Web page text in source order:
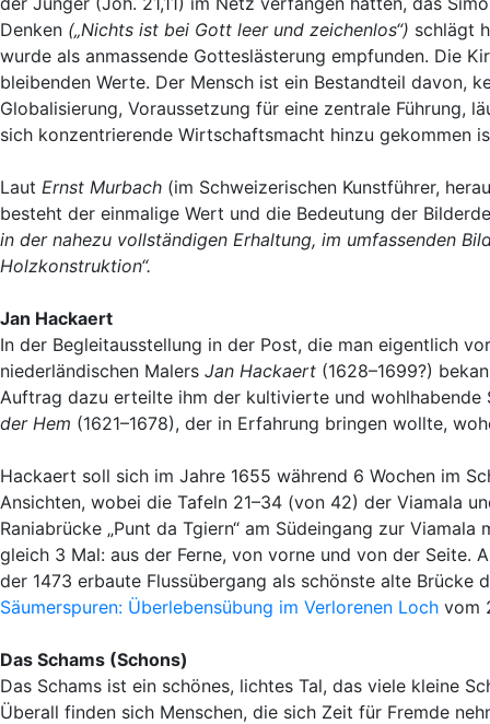
Denken („Nichts ist bei Gott leer und zeichenlos“) schlägt
wurde als anmassende Gotteslästerung empfunden. Die
bleibenden Werte. Der Mensch ist ein Bestandteil davon,
Globalisierung, Voraussetzung für eine zentrale Führung,
sich konzentrierende Wirtschaftsmacht hinzu gekommen
Laut Ernst Murbach (im Schweizerischen Kunstführer,
besteht der einmalige Wert und die Bedeutung der
in der nahezu vollständigen Erhaltung, im umfassenden
Holzkonstruktion“.
Jan Hackaert
In der Begleitausstellung in der Post, die man eigentlich
niederländischen Malers Jan Hackaert (1628–1699?)
Auftrag dazu erteilte ihm der kultivierte und
der Hem (1621–1678), der in Erfahrung bringen wollte,
Hackaert soll sich im Jahre 1655 während 6 Wochen im
Ansichten, wobei die Tafeln 21–34 (von 42) der Viamala
Raniabrücke „Punt da Tgiern“ am Südeingang zur
gleich 3 Mal: aus der Ferne, von vorne und von der
der 1473 erbaute Flussübergang als schönste alte
Säumerspuren: Überlebensübung im Verlorenen Loch vom
Das Schams (Schons)
Das Schams ist ein schönes, lichtes Tal, das viele kleine
Überall finden sich Menschen, die sich Zeit für Fremde